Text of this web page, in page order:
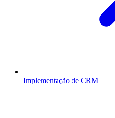
Implementação de CRM